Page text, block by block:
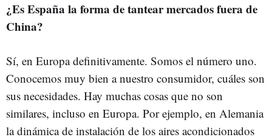
¿Es España la forma de tantear mercados fuera de
China?
Sí, en Europa definitivamente. Somos el número uno.
Conocemos muy bien a nuestro consumidor, cuáles son
sus necesidades. Hay muchas cosas que no son
similares, incluso en Europa. Por ejemplo, en Alemania
la dinámica de instalación de los aires acondicionados